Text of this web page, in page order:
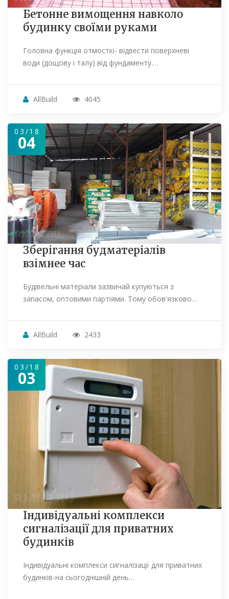
Бетонне вимощення навколо
будинку своїми руками
Головна функція отмосткі- відвести поверхневі
води (дощову і талу) від фундаменту.…
AllBuild 4045
03/18
04
Зберігання будматеріалів
взімнее час
Будівельні матеріали зазвичай купуються з
запасом, оптовими партіями. Тому обов'язково…
AllBuild 2433
03/18
03
Індивідуальні комплекси
сигналізації для приватних
будинків
Індивідуальні комплекси сигналізації для приватних
будинків-на сьогоднішній день…